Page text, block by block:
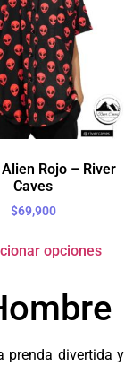
Rojo – River
Caves
$69,900
opciones
prenda divertida y